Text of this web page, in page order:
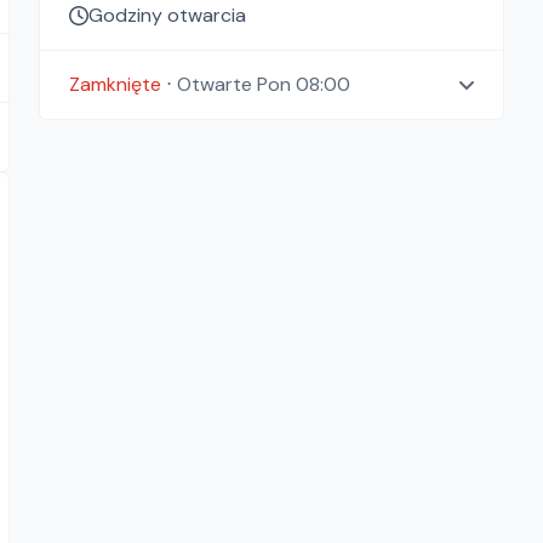
Godziny otwarcia
Zamknięte ⋅ Otwarte Pon 08:00